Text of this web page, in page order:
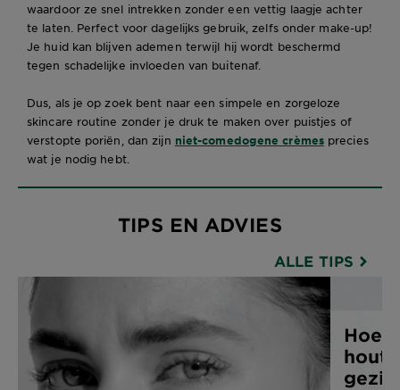
waardoor ze snel intrekken zonder een vettig laagje achter
te laten. Perfect voor dagelijks gebruik, zelfs onder make-up!
Je huid kan blijven ademen terwijl hij wordt beschermd
tegen schadelijke invloeden van buitenaf.
Dus, als je op zoek bent naar een simpele en zorgeloze
skincare routine zonder je druk te maken over puistjes of
verstopte poriën, dan zijn niet-comedogene crèmesprecies
wat je nodig hebt.
TIPS EN ADVIES
ALLE TIPS
Hoe